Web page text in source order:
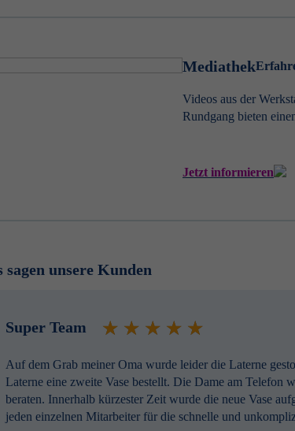
Mediathek
Videos aus der
Rundgang bieten
Jetzt informieren
sagen unsere Kunden
Super Team
Auf dem Grab meiner Oma wurde leider die Laterne
Laterne eine zweite Vase bestellt. Die Dame am Telefon
beraten. Innerhalb kürzester Zeit wurde die neue Vase
jeden einzelnen Mitarbeiter für die schnelle und